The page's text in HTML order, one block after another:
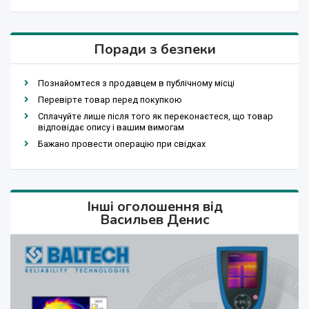
Поради з безпеки
Познайомтеся з продавцем в публічному місці
Перевірте товар перед покупкою
Сплачуйте лише після того як переконаєтеся, що товар
відповідає опису і вашим вимогам
Бажано провести операцію при свідках
Інші оголошення від
Васильев Денис